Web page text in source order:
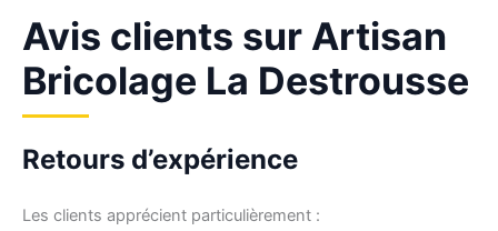
Avis clients sur Artisan
Bricolage La Destrousse
Retours d’expérience
Les clients apprécient particulièrement :